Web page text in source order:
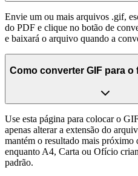
Envie um ou mais arquivos .gif,
do PDF e clique no botão de
e baixará o arquivo quando a
Como converter GIF para o
Use esta página para colocar o
apenas alterar a extensão do
mantém o resultado mais próximo
enquanto A4, Carta ou Ofício
padrão.